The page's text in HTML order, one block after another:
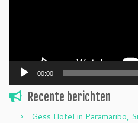
00:00
Recente berichten
Gess Hotel in Paramaribo,